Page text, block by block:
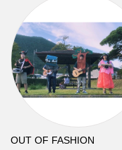
OUT OF FASHION